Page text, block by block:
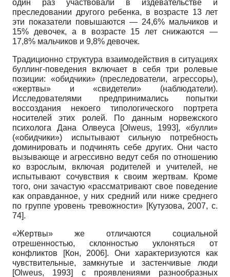
один раз участвовали в издевательстве и
преследовании другого ребенка, в возрасте 13 лет
эти показатели повышаются — 24,6% мальчиков и
15% девочек, а в возрасте 15 лет снижаются —
17,8% мальчиков и 9,8% девочек.
Традиционно структура взаимодействия в ситуациях
буллинг-поведения включает в себя три ролевые
позиции: «обидчики» (преследователи, агрессоры),
«жертвы» и «свидетели» (наблюдатели).
Исследователями предпринимались попытки
воссоздания некоего типологического портрета
носителей этих ролей. По данным норвежского
психолога Дана Олвеуса [Olweus, 1993], «булли»
(«обидчики») испытывают сильную потребность
доминировать и подчинять себе других. Они часто
вызывающе и агрессивно ведут себя по отношению
ко взрослым, включая родителей и учителей, не
испытывают сочувствия к своим жертвам. Кроме
того, они зачастую «рассматривают свое поведение
как оправданное, у них средний или ниже среднего
по группе уровень тревожности» [Кутузова, 2007, с.
74].
«Жертвы» же отличаются социальной
отрешенностью, склонностью уклоняться от
конфликтов
[Кон, 2006]. Они характеризуются как
чувствительные, замкнутые и застенчивые люди
[Olweus, 1993] с проявлениями разнообразных